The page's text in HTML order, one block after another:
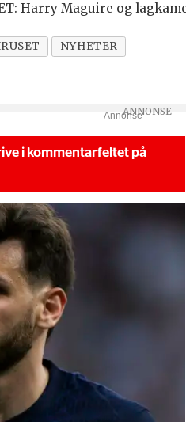
Harry Maguire og
NYHETER
Annonse
i kommentarfeltet på